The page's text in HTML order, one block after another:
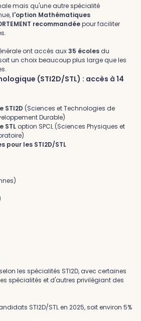
mais qu'une autre spécialité
l'option Mathématiques
recommandéepour faciliter
ont accès aux35 écolesdu
un choix beaucoup plus large que les
(STI2D/STL) : accès à 14
STI2D (Sciences et Technologies de
Durable)
STL option SPCL (Sciences Physiques et
pour les STI2D/STL
les spécialités STI2D, avec certaines
spécialités et d'autres privilégiant des
STI2D/STL en 2025, soit environ 5%